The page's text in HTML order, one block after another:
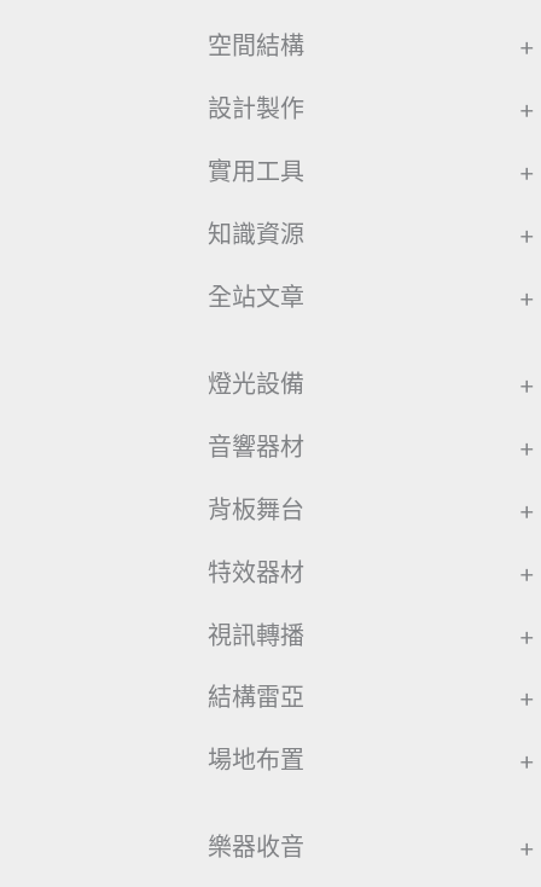
空間結構 +
設計製作 +
實用工具 +
知識資源 +
全站文章 +
燈光設備 +
音響器材 +
背板舞台 +
特效器材 +
視訊轉播 +
結構雷亞 +
場地布置 +
樂器收音 +